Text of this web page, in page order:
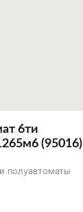
6ти
(95016)
полуавтоматы